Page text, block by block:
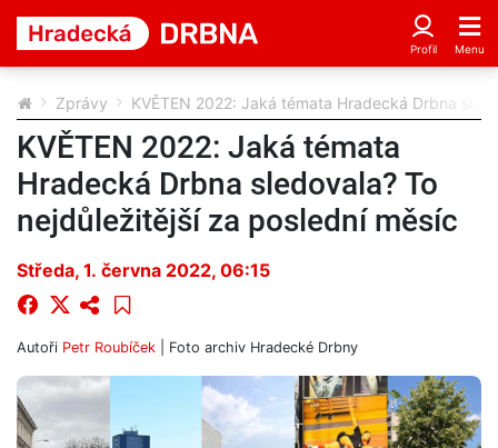
Zprávy KVĚTEN 2022: Jaká témata Hradecká Drbna
KVĚTEN 2022: Jaká témata
Hradecká Drbna sledovala? To
nejdůležitější za poslední měsíc
Středa, 1. června 2022, 06:15
Autoři Petr Roubíček | Foto archiv Hradecké Drbny